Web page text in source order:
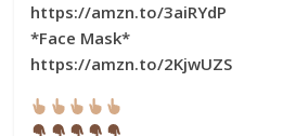
https://amzn.to/3aiRYdP
*Face Mask*
https://amzn.to/2KjwUZS